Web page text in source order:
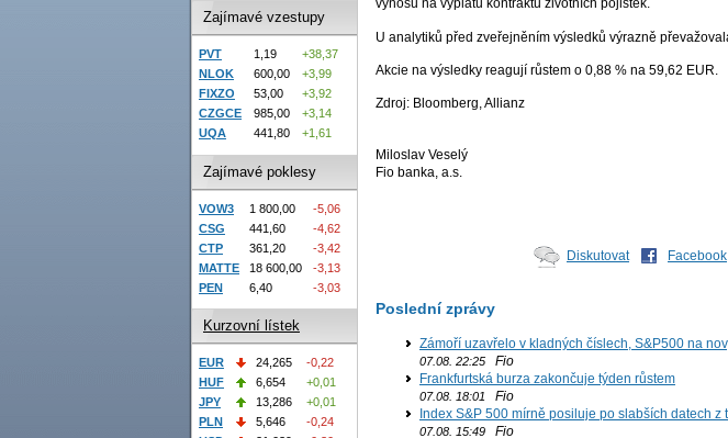
výnosů na výplatu kontraktů životních pojistek.
U analytiků před zveřejněním výsledků výrazně
Akcie na výsledky reagují růstem o 0,88 % na 59,62 EUR.
Zdroj: Bloomberg, Allianz
Miloslav Veselý
Fio banka, a.s.
Diskutovat Facebook
Poslední zprávy
Zámoří uzavřelo v kladných číslech, S&P500 na
07.08. 22:25 Fio
Frankfurtská burza zakončuje týden růstem
07.08. 18:01
Fio
Index S&P 500 mírně posiluje po slabších datech z
07.08. 15:49 Fio
Zajímavé vzestupy
PVT 1,19
+38,37
NLOK
600,00
+3,99
FIXZO
53,00
+3,92
CZGCE
985,00
+3,14
UQA
441,80 +1,61
Zajímavé poklesy
VOW3 1 800,00
-5,06
CSG
441,60
-4,62
CTP
361,20
-3,42
MATTE
18 600,00
-3,13
PEN
6,40 -3,03
Kurzovní lístek
EUR 24,265
-0,22
HUF
6,654
+0,01
JPY
13,286
+0,01
PLN
5,646
-0,24